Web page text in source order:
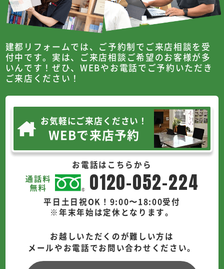
建都リフォームでは、ご予約制でご来店相談を受
付中です。 実は、ご来店相談ご希望のお客様が多
いんです！ぜひ、WEBやお電話でご予約いただき
ご来店ください！
お気軽にご来店ください！
WEBで来店予約
お電話はこちらから
0120-052-224
平日土日祝OK！9:00〜18:00受付
※年末年始は定休となります。
お越しいただくのが難しい方は
メールやお電話でお問い合わせください。